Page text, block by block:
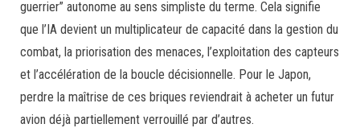
guerrier” autonome au sens simpliste du terme. Cela signifie
que l’IA devient un multiplicateur de capacité dans la gestion du
combat, la priorisation des menaces, l’exploitation des capteurs
et l’accélération de la boucle décisionnelle. Pour le Japon,
perdre la maîtrise de ces briques reviendrait à acheter un futur
avion déjà partiellement verrouillé par d’autres.